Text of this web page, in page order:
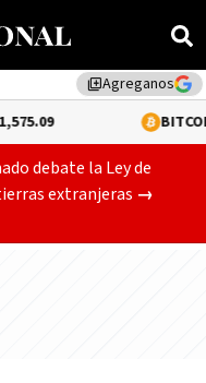
library_addAgreganos
0.05%
debate la Ley de
extranjeras El
→